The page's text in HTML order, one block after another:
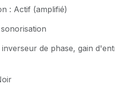
: Actif (amplifié)
de phase, gain